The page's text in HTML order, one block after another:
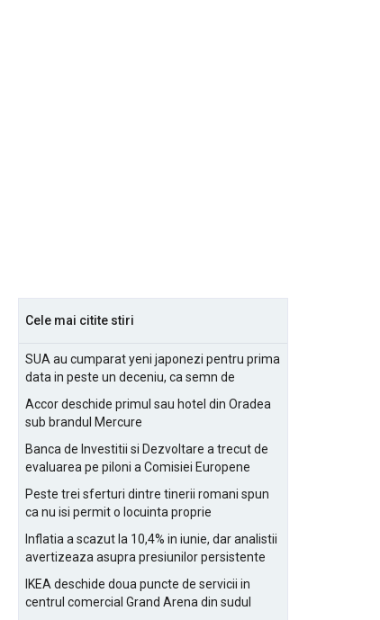
Cele mai citite stiri
SUA au cumparat yeni japonezi pentru prima
data in peste un deceniu, ca semn de
Accor deschide primul sau hotel din Oradea
sub brandul Mercure
Banca de Investitii si Dezvoltare a trecut de
evaluarea pe piloni a Comisiei Europene
Peste trei sferturi dintre tinerii romani spun
ca nu isi permit o locuinta proprie
Inflatia a scazut la 10,4% in iunie, dar analistii
avertizeaza asupra presiunilor persistente
IKEA deschide doua puncte de servicii in
centrul comercial Grand Arena din sudul